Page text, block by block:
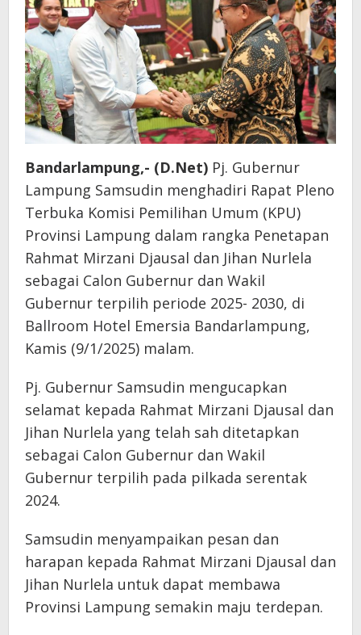
Bandarlampung,- (D.Net) Pj. Gubernur
Lampung Samsudin menghadiri Rapat Pleno
Terbuka Komisi Pemilihan Umum (KPU)
Provinsi Lampung dalam rangka Penetapan
Rahmat Mirzani Djausal dan Jihan Nurlela
sebagai Calon Gubernur dan Wakil
Gubernur terpilih periode 2025- 2030, di
Ballroom Hotel Emersia Bandarlampung,
Kamis (9/1/2025) malam.
Pj. Gubernur Samsudin mengucapkan
selamat kepada Rahmat Mirzani Djausal dan
Jihan Nurlela yang telah sah ditetapkan
sebagai Calon Gubernur dan Wakil
Gubernur terpilih pada pilkada serentak
2024.
Samsudin menyampaikan pesan dan
harapan kepada Rahmat Mirzani Djausal dan
Jihan Nurlela untuk dapat membawa
Provinsi Lampung semakin maju terdepan.